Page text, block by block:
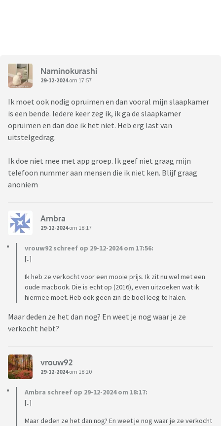
Naminokurashi
29-12-2024om 17:57
Ik moet ook nodig opruimen en dan vooral mijn slaapkamer
is een bende. Iedere keer zeg ik, ik ga de slaapkamer
opruimen en dan doe ik het niet. Heb erg last van
uitstelgedrag.
Ik doe niet mee met app groep. Ik geef niet graag mijn
telefoon nummer aan mensen die ik niet ken. Blijf graag
anoniem
Ambra
29-12-2024om 18:17
vrouw92 schreef op 29-12-2024 om 17:56:
[..]
Ik heb ze verkocht voor een mooie prijs. Ik zit nu wel met een
oude macbook. Die is echt op (2016), even uitzoeken wat ik
hiermee moet. Heb ook geen zin de boel leeg te halen.
Maar deden ze het dan nog? En weet je nog waar je ze
verkocht hebt?
vrouw92
29-12-2024om 18:20
Ambra schreef op 29-12-2024 om 18:17:
[..]
Maar deden ze het dan nog? En weet je nog waar je ze verkocht